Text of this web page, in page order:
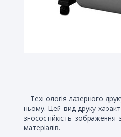
Технологія лазерного
ньому. Цей вид друку
зносостійкість
матеріалів.